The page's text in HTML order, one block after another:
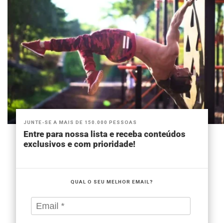
JUNTE-SE A MAIS DE 150.000 PESSOAS
Entre para nossa lista e receba conteúdos
exclusivos e com prioridade!
QUAL O SEU MELHOR EMAIL?